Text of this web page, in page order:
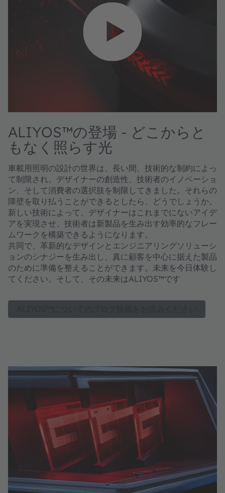
ALIYOS™の登場 - どこからと
もなく照らす光
車載用照明の設計の世界は、長い間、技術的な制約によっ
て制限され、デザイナーの創造性、技術者のイノベーショ
ン、そして消費者の選択肢を制限してきました。それらの
障壁を取り払うことができるとしたら、どうでしょうか。
新しい技術によって、デザイナーはこれまでにないアイデ
アを実現させ、技術者は新製品を生み出す効率的なフレー
ムワークを構築できるようになります。
共同で、革新的なデザインとエンジニアリングソリューシ
ョンのシナジーを生み出し、真に顧客を中心に据えた製品
のために準備を整えることができます。未来を今日体験し
てください。そして、その未来はALIYOS™です